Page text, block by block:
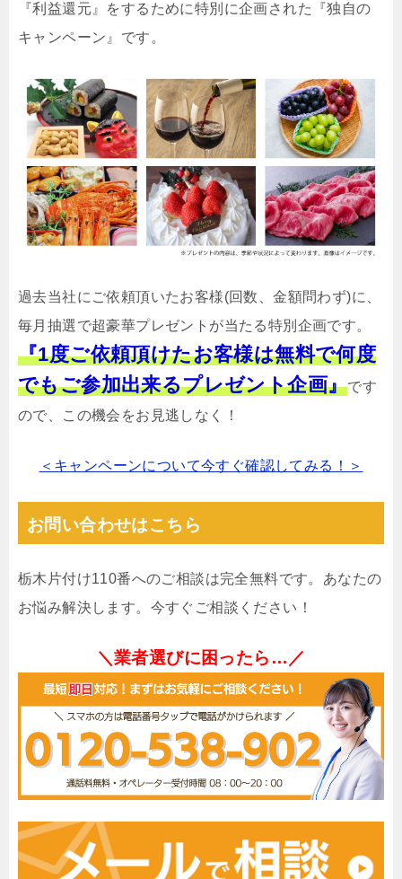
『利益還元』をするために特別に企画された『独自の
キャンペーン』です。
過去当社にご依頼頂いたお客様(回数、金額問わず)に、
毎月抽選で超豪華プレゼントが当たる特別企画です。
『1度ご依頼頂けたお客様は無料で何度
でもご参加出来るプレゼント企画』です
ので、この機会をお見逃しなく！
＜キャンペーンについて今すぐ確認してみる！＞
お問い合わせはこちら
栃木片付け110番へのご相談は完全無料です。あなたの
お悩み解決します。今すぐご相談ください！
＼業者選びに困ったら…／